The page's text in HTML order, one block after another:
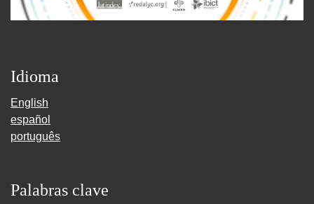
Idioma
English
español
português
Palabras clave